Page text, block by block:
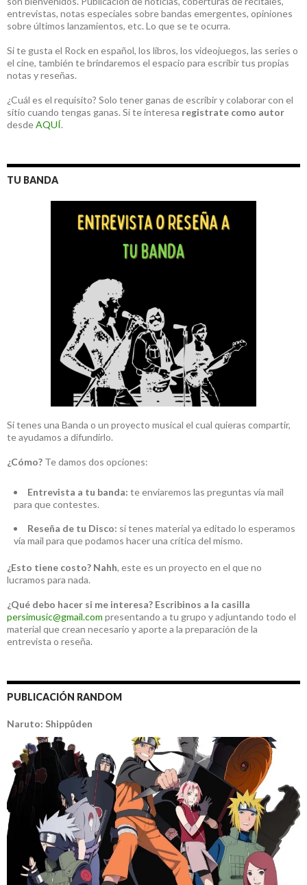
entrevistas, notas especiales sobre bandas emergentes, opiniones
sobre últimos lanzamientos, etc. Lo que se te ocurra.
Si te gusta el Rock en español, los libros, los videojuegos, las series o
el cine, también te brindaremos el espacio para escribir tus propias
notas y reseñas.
¿Cuál es el requisito? Solo tener ganas de escribir y colaborar con el
sitio cuando tengas ganas. Si te interesa registrate como autor
desdeAQUÍ.
TU BANDA
Si tenes una Banda o un proyecto musical el cual quieras compartir,
te ayudamos a difundirlo.
¿Cómo? Te damos dos opciones:
Entrevista a tu banda: te enviaremos las preguntas vía mail
para que contestes.
Reseña de tu Disco: si tenes material ya editado lo esperamos
vía mail para que podamos hacer una crítica del mismo.
¿Esto tiene costo? Nahh, este es un proyecto en el que no
lucramos para nada.
¿Qué debo hacer si me interesa? Escribinos a la casilla
persimusic@gmail.com presentando a tu grupo y adjuntando todo el
material que crean necesario y aporte a la preparación de la
entrevista o reseña.
PUBLICACIÓN RANDOM
Naruto: Shippûden